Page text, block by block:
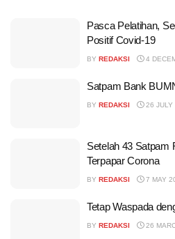
Pasca Pelatihan,
Positif Covid-19
BY REDAKSI 4
Satpam Bank
BY REDAKSI 26 JULY
Setelah 43 Satpam
Terpapar Corona
BY REDAKSI 7 MAY
Tetap Waspada
BY REDAKSI 26